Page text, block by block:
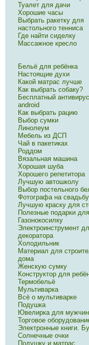
Туалет для дачи
Хорошие часы
Выбрать ракетку для
настольного тенниса
Где найти сиделку
Массажное кресло
Бельё для ребёнка
Настоящие духи
Какой матрас лучше
Как выбрать собаку?
Бесплатный
android
Как выбрать рацию
Выбор сумки
Линолеум
Мебель из ДСП
Чай в пакетиках
Роддом
Вязальная машина
Хорошая шуба
Хорошего репетитора
Лучшую автошколу
Выбор постельного
Фотографа на свадьбу
Лучшую краску для
Полезные подарки
Газонокосилку
Электроинструмент
декоратора
Холодильник
Материал для
дома
Женскую сумку
Конструктор для
Термобельё
Мультиварка
Всё о мультиварке
Подушка
Ювелирка для мужчин
Торговое
Электронные книги.
Солнечные очки
Подушку и матрас